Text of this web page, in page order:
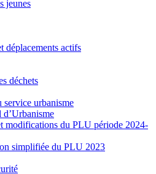
jeunes
déplacements actifs
déchets
service urbanisme
modifications du PLU période 2024-
simplifiée du PLU 2023